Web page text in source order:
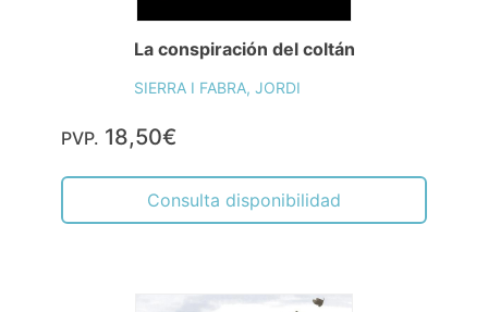
La conspiración del coltán
SIERRA I FABRA, JORDI
PVP. 18,50€
Consulta disponibilidad